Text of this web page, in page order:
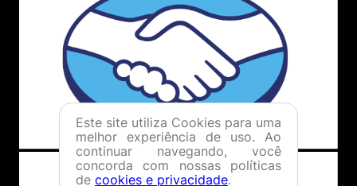
Este site utiliza Cookies para uma
melhor experiência de uso. Ao
continuar navegando, você
concorda com nossas políticas
de cookies e privacidade.